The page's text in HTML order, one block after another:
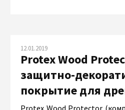
12.01.2019
Protex Wood
защитно-
покрытие для
Protex Wood Protector